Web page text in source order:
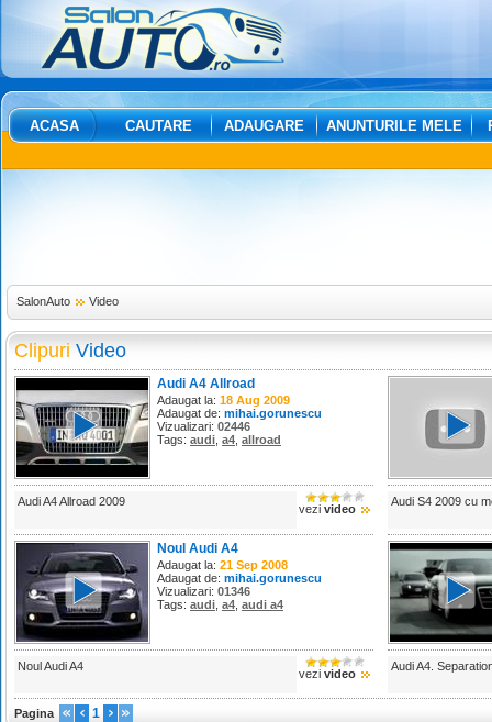
ACASA CAUTARE ADAUGARE ANUNTURILE MELE
SalonAuto Video
Clipuri Video
Audi A4 Allroad
Adaugat la: 18 Aug 2009
Adaugat de: mihai.gorunescu
Vizualizari: 02446
Tags: audi a4 allroad
Audi A4 Allroad 2009
vezi video
Audi S4 2009 cu
Noul Audi A4
Adaugat la: 21 Sep 2008
Adaugat de: mihai.gorunescu
Vizualizari: 01346
Tags: audi a4 audi a4
Noul Audi A4
vezi video
Audi A4.
Pagina 1